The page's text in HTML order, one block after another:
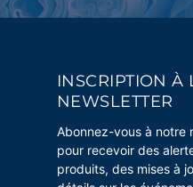
INSCRIPTION À
NEWSLETTER
Abonnez-vous à notre
pour recevoir des
produits, des mises à